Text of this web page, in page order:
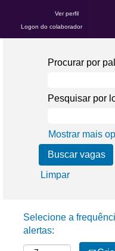
Ver perfil
Logon do colaborador
Procurar por
Pesquisar por
Mostrar mais
Limpar
Selecione a
alertas: